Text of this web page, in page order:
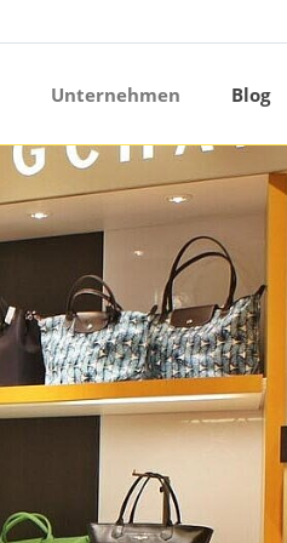
Unternehmen Blog